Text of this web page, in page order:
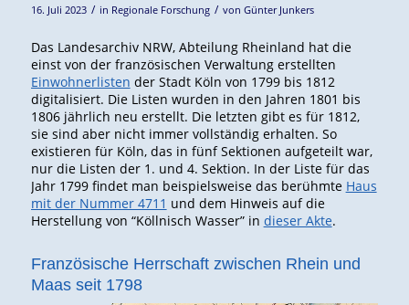
16. Juli 2023 / in Regionale Forschung / von Günter Junkers
Das Landesarchiv NRW, Abteilung Rheinland hat die
einst von der französischen Verwaltung erstellten
Einwohnerlisten der Stadt Köln von 1799 bis 1812
digitalisiert. Die Listen wurden in den Jahren 1801 bis
1806 jährlich neu erstellt. Die letzten gibt es für 1812,
sie sind aber nicht immer vollständig erhalten. So
existieren für Köln, das in fünf Sektionen aufgeteilt war,
nur die Listen der 1. und 4. Sektion. In der Liste für das
Jahr 1799 findet man beispielsweise das berühmte Haus
mit der Nummer 4711 und dem Hinweis auf die
Herstellung von “Köllnisch Wasser” in dieser Akte.
Französische Herrschaft zwischen Rhein und
Maas seit 1798